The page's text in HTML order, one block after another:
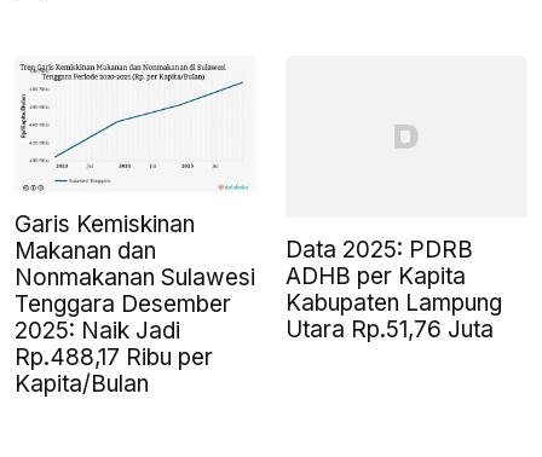
Garis Kemiskinan
Makanan dan
Nonmakanan Sulawesi
Tenggara Desember
2025: Naik Jadi
Rp.488,17 Ribu per
Kapita/Bulan
Data 2025: PDRB
ADHB per Kapita
Kabupaten Lampung
Utara Rp.51,76 Juta